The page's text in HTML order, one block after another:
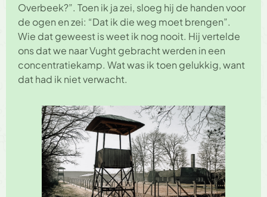
Overbeek?”. Toen ik ja zei, sloeg hij de handen voor
de ogen en zei: “Dat ik die weg moet brengen”.
Wie dat geweest is weet ik nog nooit. Hij vertelde
ons dat we naar Vught gebracht werden in een
concentratiekamp. Wat was ik toen gelukkig, want
dat had ik niet verwacht.